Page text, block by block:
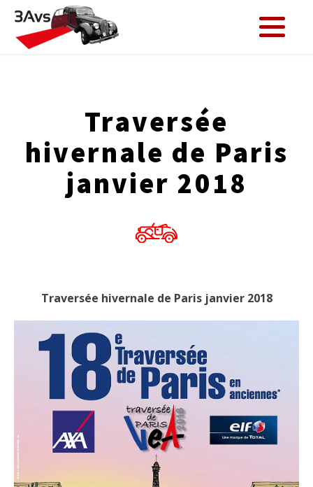
Traversée
hivernale de Paris
janvier 2018
Traversée hivernale de Paris janvier 2018